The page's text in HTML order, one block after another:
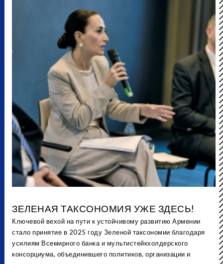
ЗЕЛЕНАЯ ТАКСОНОМИЯ УЖЕ ЗДЕСЬ!
Ключевой вехой на пути к устойчивому развитию Армении
стало принятие в 2025 году Зеленой таксономии благодаря
усилиям Всемирного банка и мультистейкхолдерского
консорциума, объединившего политиков, организации и